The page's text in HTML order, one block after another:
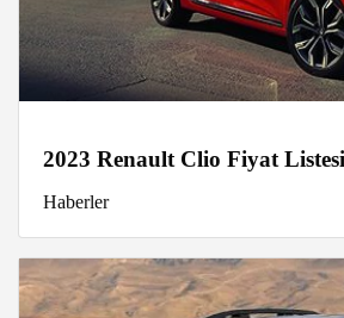
2023 Renault Clio Fiyat
Haberler